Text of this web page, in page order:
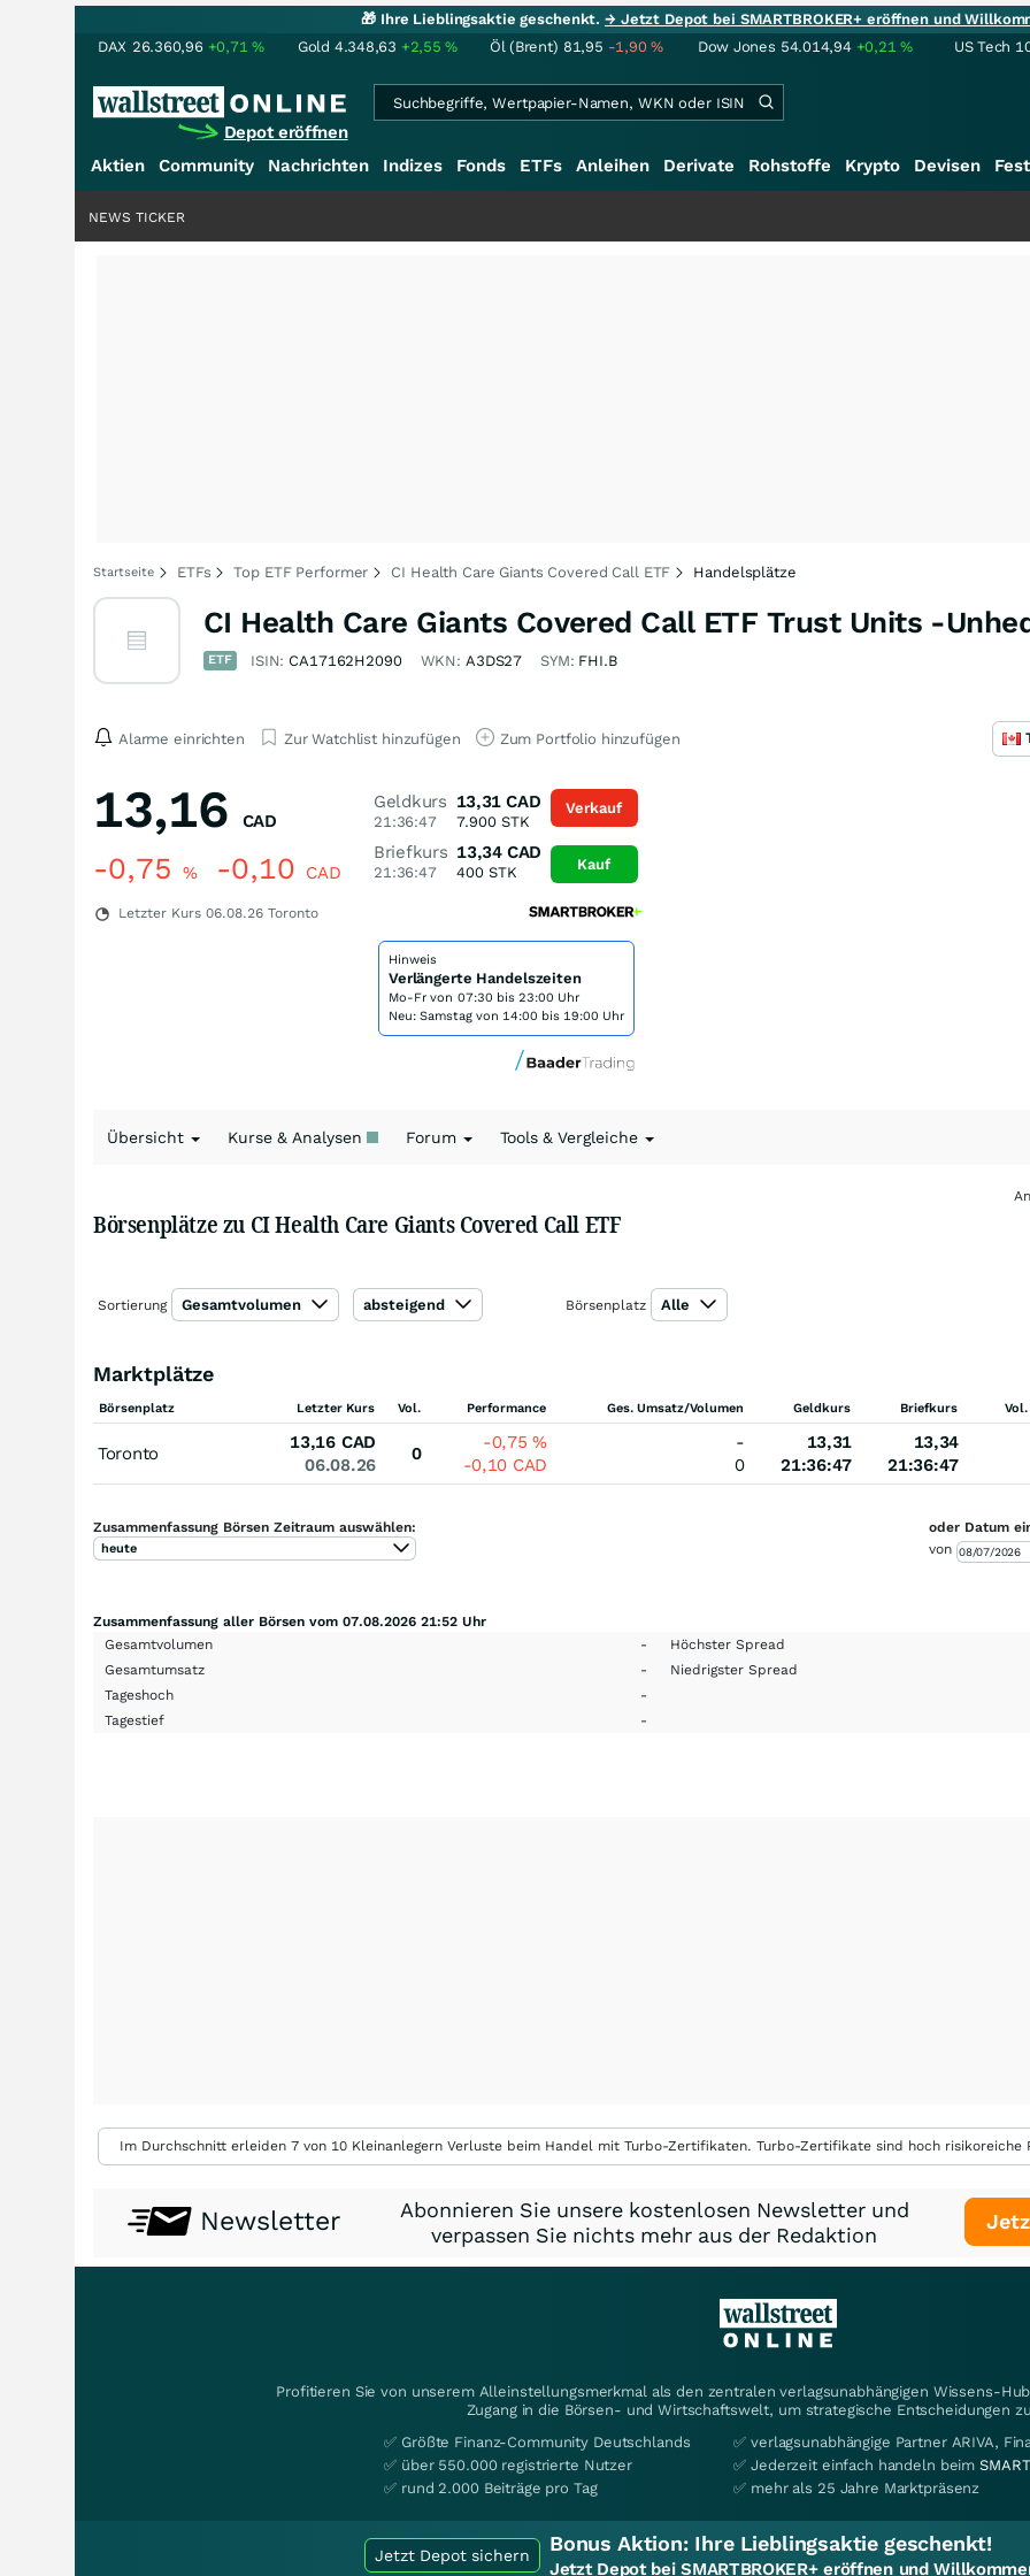
🎁 Ihre Lieblingsaktie geschenkt.→ Jetzt Depot bei SMARTBROKER+ eröffnen und
DAX 26.360,96 +0,71% Gold 4.348,63 +2,55% Öl (Brent) 81,95 -1,90% Dow Jones 54.014,94 +0,21% US Tech
Depot eröffnen
Aktien Community Nachrichten Indizes Fonds ETFs Anleihen Derivate Rohstoffe Krypto Devisen
NEWS TICKER
Startseite ETFs Top ETF Performer CI Health Care Giants Covered Call ETF Handelsplätze
CI Health Care Giants Covered Call ETF Trust Units -
ETF ISIN: CA17162H2090 WKN: A3DS27 SYM: FHI.B
Alarme einrichten Zur Watchlist hinzufügen Zum Portfolio hinzufügen
13,16 CAD
-0,75 % -0,10 CAD
Letzter Kurs 06.08.26 Toronto
Geldkurs
21:36:47
13,31 CAD
7.900STK
Briefkurs
21:36:47
13,34 CAD
400STK
Verkauf
Kauf
Hinweis
Verlängerte Handelszeiten
Mo-Fr von 07:30 bis 23:00 Uhr
Neu: Samstag von 14:00 bis 19:00 Uhr
Übersicht Kurse & Analysen Forum Tools & Vergleiche
Börsenplätze zu CI Health Care Giants Covered Call ETF
Sortierung Gesamtvolumen absteigend Börsenplatz Alle
Marktplätze
Börsenplatz Letzter Kurs Vol. Performance Ges. Umsatz/Volumen Geldkurs Briefkurs
Toronto
13,16 CAD
06.08.26
0
-0,75%
-0,10 CAD
-
0
13,31
21:36:47
13,34
21:36:47
Zusammenfassung Börsen Zeitraum auswählen:
heute
oder Datum
von
Zusammenfassung aller Börsen vom 07.08.2026 21:52 Uhr
Gesamtvolumen
- Höchster Spread
Gesamtumsatz
- Niedrigster Spread
Tageshoch
-
Tagestief
-
Im Durchschnitt erleiden 7 von 10 Kleinanlegern Verluste beim Handel mit Turbo-Zertifikaten. Turbo-Zertifikate sind hoch
Newsletter
Abonnieren Sie unsere kostenlosen Newsletter und
verpassen Sie nichts mehr aus der Redaktion
Profitieren Sie von unserem Alleinstellungsmerkmal als den zentralen verlagsunabhängigen Wissens-
Zugang in die Börsen- und Wirtschaftswelt, um strategische Entscheidungen
✅ Größte Finanz-Community Deutschlands
✅ über 550.000 registrierte Nutzer
✅ rund 2.000 Beiträge pro Tag
✅ verlagsunabhängige Partner ARIVA,
✅ Jederzeit einfach handeln beim
✅ mehr als 25 Jahre Marktpräsenz
Jetzt Depot sichern Bonus Aktion: Ihre Lieblingsaktie geschenkt!
Jetzt Depot bei SMARTBROKER+ eröffnen und